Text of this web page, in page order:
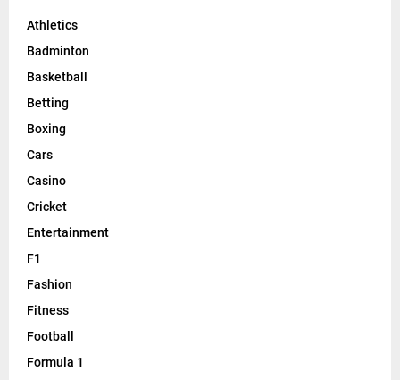
Athletics
Badminton
Basketball
Betting
Boxing
Cars
Casino
Cricket
Entertainment
F1
Fashion
Fitness
Football
Formula 1